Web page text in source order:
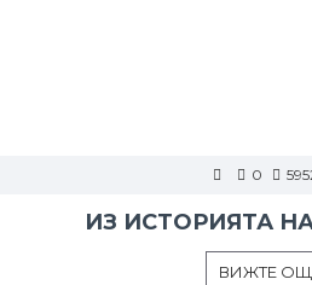
0
ИЗ ИСТОРИЯТА
ВИЖТЕ